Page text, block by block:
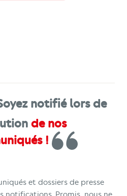
notifié lors de
de nos
!
et dossiers de presse